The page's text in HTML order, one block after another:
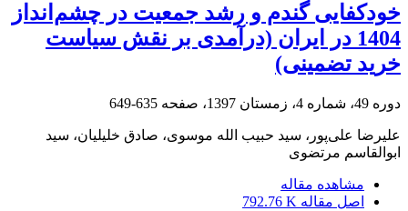
خودکفایی گندم و رشد جمعیت در چشم‌انداز
1404 در ایران (درآمدی بر نقش سیاست
خرید تضمینی)
دوره 49، شماره 4، زمستان 1397، صفحه 635-649
علیرضا علی‌پور، سید حبیب الله موسوی، صادق خلیلیان، سید
ابوالقاسم مرتضوی
مشاهده مقاله
اصل مقاله 792.76 K